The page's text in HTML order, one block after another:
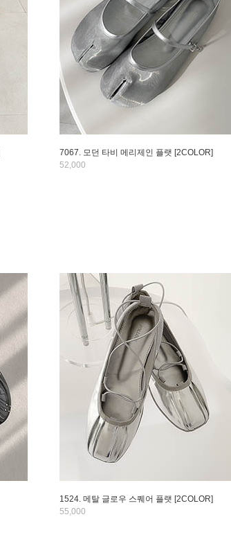
7067. 모던 타비 메리제인 플랫 [2COLOR]
52,000
1524. 메탈 글로우 스퀘어 플랫 [2COLOR]
55,000